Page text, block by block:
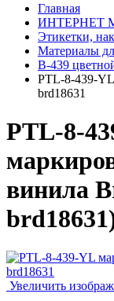
Главная
ИНТЕРНЕТ
Этикетки,
Материалы
B-439
PTL-8-439-YL
brd18631
PTL-8-
винила
brd18631
Увеличить